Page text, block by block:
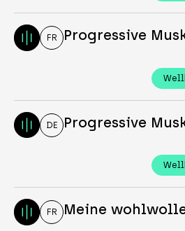
FR Progressive
DE Progressive
FR Meine